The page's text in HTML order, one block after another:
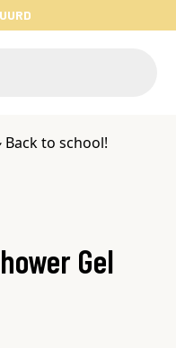
Back to school!
Gel